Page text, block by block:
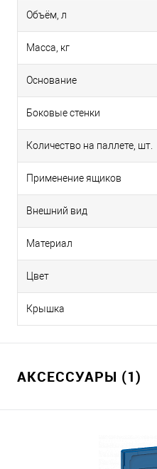
Объём, л
Масса, кг
Основание
Боковые стенки
Количество на паллете, шт.
Применение ящиков
Внешний вид
Материал
Цвет
Крышка
АКСЕССУАРЫ (1)